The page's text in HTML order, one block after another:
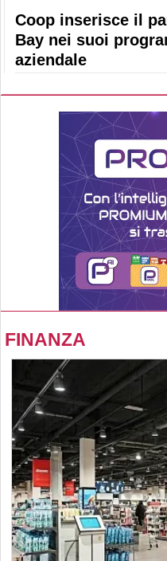
Coop inserisce il
Bay nei suoi
aziendale
FINANZA